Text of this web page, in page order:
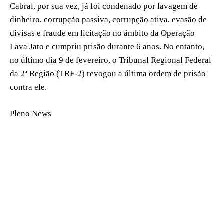
Cabral, por sua vez, já foi condenado por lavagem de
dinheiro, corrupção passiva, corrupção ativa, evasão de
divisas e fraude em licitação no âmbito da Operação
Lava Jato e cumpriu prisão durante 6 anos. No entanto,
no último dia 9 de fevereiro, o Tribunal Regional Federal
da 2ª Região (TRF-2) revogou a última ordem de prisão
contra ele.
Pleno News